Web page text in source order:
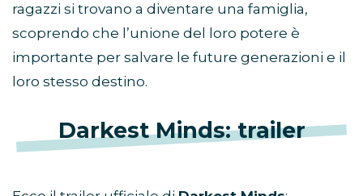
ragazzi si trovano a diventare una famiglia,
scoprendo che l’unione del loro potere è
importante per salvare le future generazioni e il
loro stesso destino.
Darkest Minds: trailer